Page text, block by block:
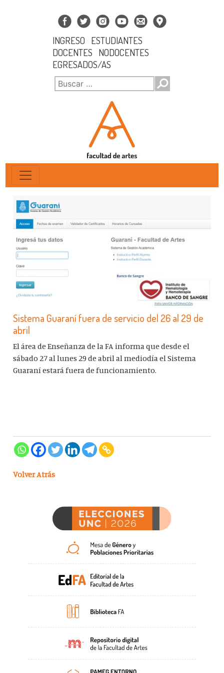
INGRESO
ESTUDIANTES
DOCENTES
NODOCENTES
EGRESADOS/AS
Sistema Guaraní fuera de servicio del 26 al 29 de
abril
El área de Enseñanza de la FA informa que desde el
sábado 27 al lunes 29 de abril al mediodía elSistema
Guaraní estará fuera de funcionamiento.
Volver Atrás